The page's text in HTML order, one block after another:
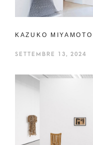
KAZUKO
SETTEMBRE 13, 2024